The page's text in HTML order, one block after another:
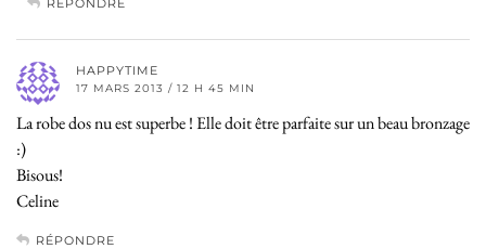
HAPPYTIME
17 MARS 2013 / 12 H 45 MIN
La robe dos nu est superbe ! Elle doit être parfaite sur un beau bronzage
:)
Bisous!
Celine
RÉPONDRE